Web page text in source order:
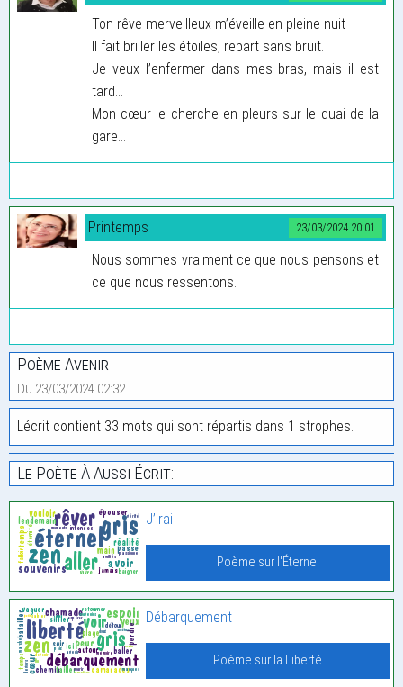
Ton rêve merveilleux m’éveille en pleine nuit
Il fait briller les étoiles, repart sans bruit.
Je veux l’enfermer dans mes bras, mais il est
tard...
Mon cœur le cherche en pleurs sur le quai de la
gare...
23/03/2024 20:01
Printemps
Nous sommes vraiment ce que nous pensons et
ce que nous ressentons.
Poème Avenir
Du 23/03/2024 02:32
L'écrit contient 33 mots qui sont répartis dans 1 strophes.
Le Poète À Aussi Écrit:
J’Irai
Poème sur l'Éternel
Débarquement
Poème sur la Liberté